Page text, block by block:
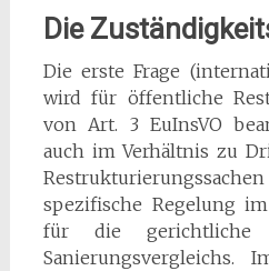
Die
Die erste Frage
wird für öffentliche
von Art. 3 EuInsVO
auch im Verhältnis zu
spezifische Regelung
für die gerichtliche
Sanierungsvergleichs.